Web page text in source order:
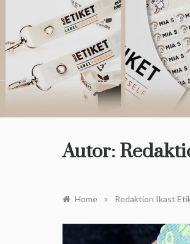
content
Autor:
Home » Redaktion Ikast